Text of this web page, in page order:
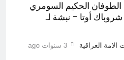
الحكيم السومري
أوتا – نبشة لـ
العراقية 3 سنوات ago